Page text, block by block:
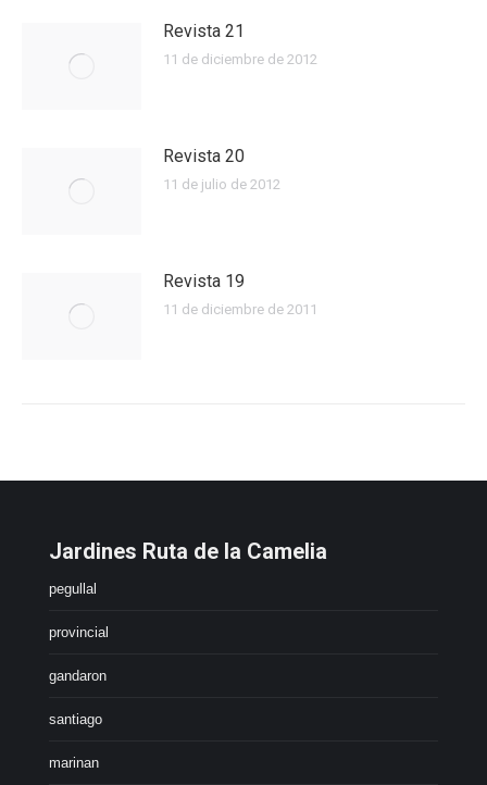
Revista 21
11 de diciembre de 2012
Revista 20
11 de julio de 2012
Revista 19
11 de diciembre de 2011
Jardines Ruta de la Camelia
pegullal
provincial
gandaron
santiago
marinan